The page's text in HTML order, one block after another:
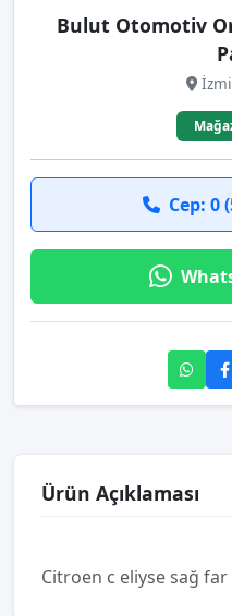
Bulut Otomotiv
Cep: 0
Ürün Açıklaması
Citroen c eliyse sağ far